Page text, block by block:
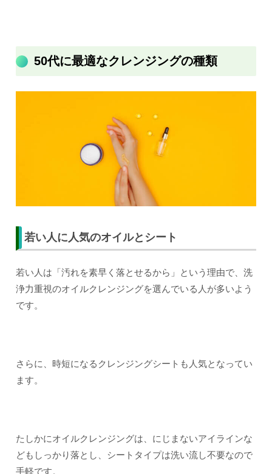
50代に最適なクレンジングの種類
若い人に人気のオイルとシート
若い人は「汚れを素早く落とせるから」という理由で、洗
浄力重視のオイルクレンジングを選んでいる人が多いよう
です。
さらに、時短になるクレンジングシートも人気となってい
ます。
たしかにオイルクレンジングは、にじまないアイラインな
どもしっかり落とし、シートタイプは洗い流し不要なので
手軽です。